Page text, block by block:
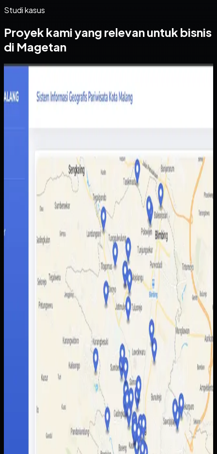
Studi kasus
Proyek kami yang relevan untuk bisnis
di Magetan
Sistem Informasi Geografis Pariwisata Kota Malang
Informasi destinasi wisata tersebar di berbagai sumber
dengan kualitas data yang tidak selalu konsisten.
Akibatnya wisatawan sulit membandingkan pilihan,
sementara pengelola daerah kesulitan menampilkan
potensi wisata secara lebih utuh.
Kami membangun peta interaktif berbasis web dengan
data lokasi, kategori destinasi, dan detail tempat yang
lebih mudah dibaca pengguna. Admin juga mendapatkan
alur pengelolaan data yang lebih rapi untuk memperbarui
informasi wisata tanpa bergantung pada banyak kanal
Baca studi kasus